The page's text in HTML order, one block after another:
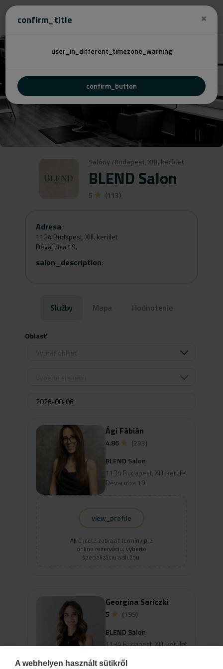
confirm_title
user_in_different_timezone_warning
confirm_button
A webhelyen használt sütikről
Salóny /Budapest, XIII. kerület
BLEND Salon
5 (113)
Adresa:
1134 Budapest, XIII. kerület
Dévai utca 19.
salon_description:
Služby Mapa Hodnotenie
Oblasť
view_profile
Ak chcete zobraziť termíny pre
online rezerváciu, vyberte
špecializáciu a službu.
Ági Fábián
4.86
(233)
BLEND Salon
1134 Budapest, XIII. kerület
Dévai utca 19.
Georgina Sariczki
5
(199)
BLEND Salon
1134 Budapest, XIII. kerület